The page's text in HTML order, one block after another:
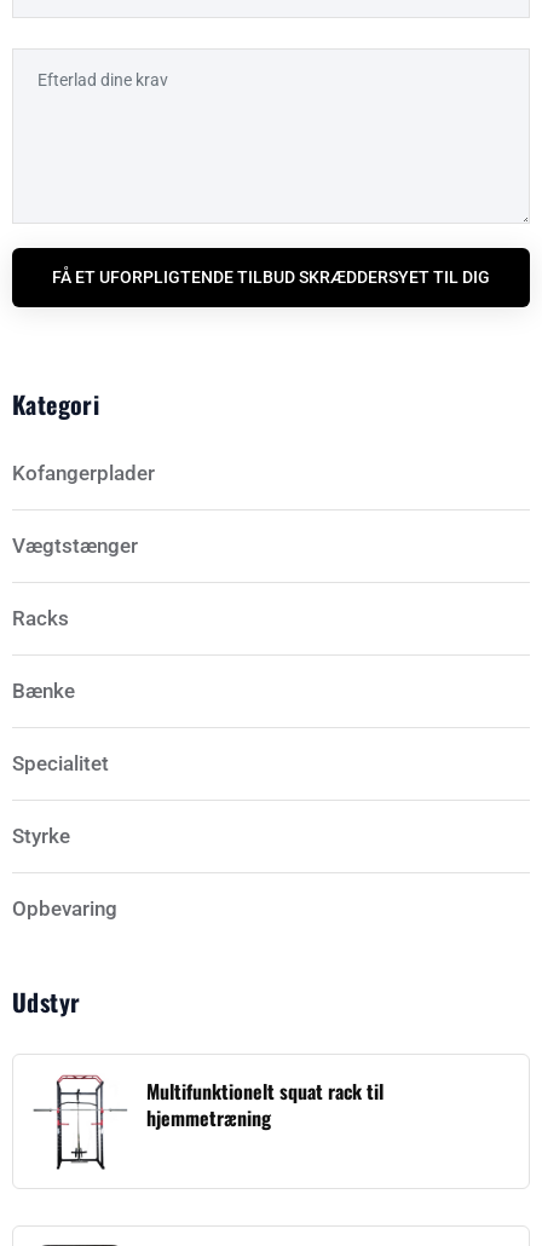
FÅ ET UFORPLIGTENDE TILBUD SKRÆDDERSYET TIL DIG
Kategori
Kofangerplader
Vægtstænger
Racks
Bænke
Specialitet
Styrke
Opbevaring
Udstyr
Multifunktionelt squat rack til
hjemmetræning